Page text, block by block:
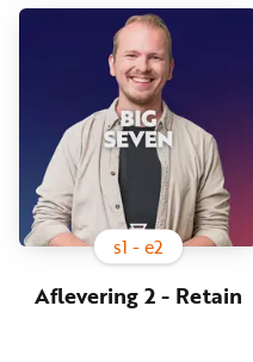
s1 - e2
Aflevering 2 - Retain